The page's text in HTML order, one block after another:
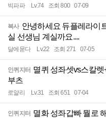
빅파파 Lv.74 조회 800 07-09
복사 안녕하세요 듀플레라이
실 선생님 계실까요....
달에묻다 Lv.22 조회 271 07-05
인퀴지터 멸퀴 성좌셋vs스칼
부츠
로얄리 Lv.31 조회 651 07-04
인퀴지터 멸화 성좌갑빠 뭘로